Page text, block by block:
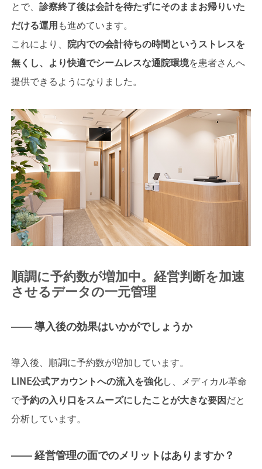
とで、診察終了後は会計を待たずにそのままお帰りいた
だける運用 も進めています。
これにより、 院内での会計待ちの時間というストレスを
無くし、より快適でシームレスな通院環境を患者さんへ
提供できるようになりました。
順調に予約数が増加中。経営判断を加速
させるデータの一元管理
―― 導入後の効果はいかがでしょうか
導入後、順調に予約数が増加しています。
LINE公式アカウントへの流入を強化し、メディカル革命
で予約の入り口をスムーズにしたことが大きな要因 だと
分析しています。
―― 経営管理の面でのメリットはありますか？